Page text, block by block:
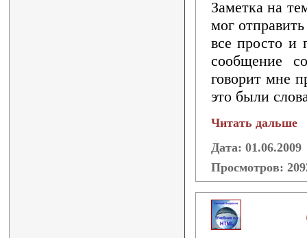
Заметка на
мог
все просто и
сообщение
говорит мне
это были
Читать дальше
Дата: 01.06.2009
Просмотров: